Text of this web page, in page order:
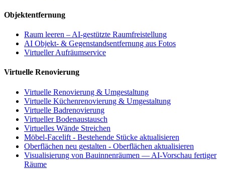
Objektentfernung
Raum leeren – AI-gestützte Raumfreistellung
AI Objekt- & Gegenstandsentfernung aus Fotos
Virtueller Aufräumservice
Virtuelle Renovierung
Virtuelle Renovierung & Umgestaltung
Virtuelle Küchenrenovierung & Umgestaltung
Virtuelle Badrenovierung
Virtueller Bodenaustausch
Virtuelles Wände Streichen
Möbel-Facelift - Bestehende Stücke aktualisieren
Oberflächen neu gestalten - Oberflächen aktualisieren
Visualisierung von Bauinnenräumen — AI-Vorschau fertiger
Räume